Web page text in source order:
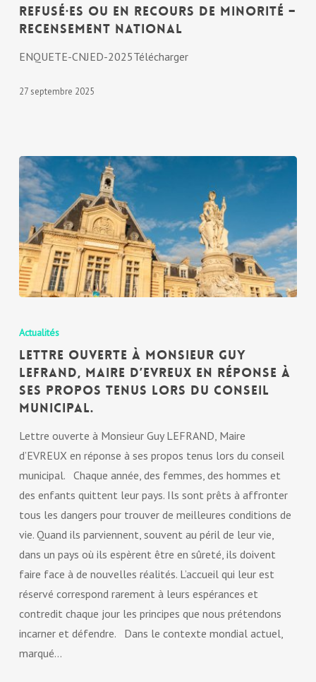
REFUSÉ·ES OU EN RECOURS DE MINORITÉ –
Recensement national
ENQUETE-CNJED-2025Télécharger
27 septembre 2025
Actualités
Lettre ouverte à Monsieur Guy
LEFRAND, Maire d’EVREUX en réponse à
ses propos tenus lors du conseil
municipal.
Lettre ouverte à Monsieur Guy LEFRAND, Maire
d’EVREUX en réponse à ses propos tenus lors du conseil
municipal. Chaque année, des femmes, des hommes et
des enfants quittent leur pays. Ils sont prêts à affronter
tous les dangers pour trouver de meilleures conditions de
vie. Quand ils parviennent, souvent au péril de leur vie,
dans un pays où ils espèrent être en sûreté, ils doivent
faire face à de nouvelles réalités. L’accueil qui leur est
réservé correspond rarement à leurs espérances et
contredit chaque jour les principes que nous prétendons
incarner et défendre. Dans le contexte mondial actuel,
marqué…